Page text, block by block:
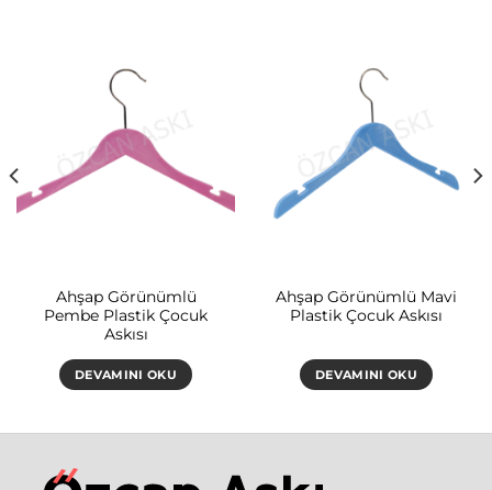
Ahşap Görünümlü
Pembe Plastik Çocuk
Askısı
DEVAMINI OKU
Ahşap Görünümlü Mavi
Plastik Çocuk Askısı
DEVAMINI OKU